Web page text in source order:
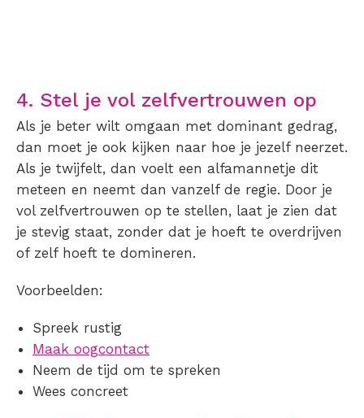
4. Stel je vol zelfvertrouwen op
Als je beter wilt omgaan met dominant gedrag,
dan moet je ook kijken naar hoe je jezelf neerzet.
Als je twijfelt, dan voelt een alfamannetje dit
meteen en neemt dan vanzelf de regie. Door je
vol zelfvertrouwen op te stellen, laat je zien dat
je stevig staat, zonder dat je hoeft te overdrijven
of zelf hoeft te domineren.
Voorbeelden:
Spreek rustig
Maak oogcontact
Neem de tijd om te spreken
Wees concreet